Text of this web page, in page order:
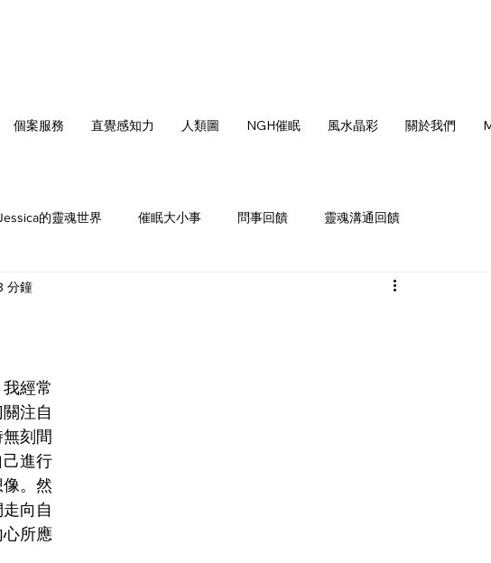
個案服務 直覺感知力 人類圖 NGH催眠 風水晶彩 關於我們
的靈魂世界 催眠大小事 問事回饋 靈魂溝通回饋
光
分鐘
經常
注自
刻間
進行
。然
向自
所應